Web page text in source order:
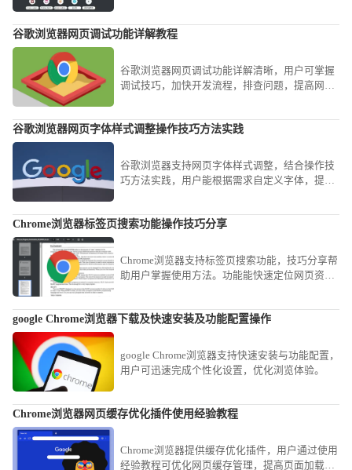
移。
谷歌浏览器网页调试功能详解教程
谷歌浏览器网页调试功能详解清晰，用户可掌握
调试技巧，加快开发流程，排查问题，提高网页
谷歌浏览器网页字体样式调整操作技巧方法实践
谷歌浏览器支持网页字体样式调整，结合操作技
巧方法实践，用户能根据需求自定义字体，提高
Chrome浏览器标签页搜索功能操作技巧分享
Chrome浏览器支持标签页搜索功能，技巧分享帮
助用户掌握使用方法。功能能快速定位网页资
google Chrome浏览器下载及快速安装及功能配置操作
google Chrome浏览器支持快速安装与功能配置，
用户可迅速完成个性化设置，优化浏览体验。
Chrome浏览器网页缓存优化插件使用经验教程
Chrome浏览器提供缓存优化插件，用户通过使用
经验教程可优化网页缓存管理，提高页面加载速